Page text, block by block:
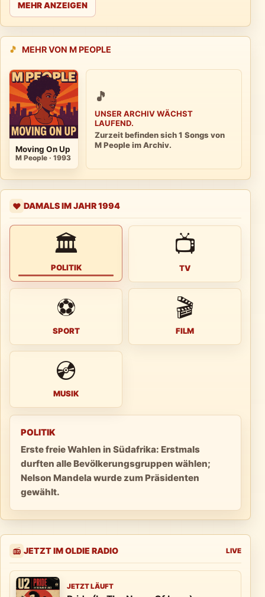
MEHR ANZEIGEN
🎵 MEHR VON M PEOPLE
Moving On Up
M People · 1993
🎵
UNSER ARCHIV WÄCHST
LAUFEND.
Zurzeit befinden sich 1 Songs von
M People im Archiv.
❤️ DAMALS IM JAHR 1994
🏛
POLITIK
📺
TV
⚽
SPORT
🎬
FILM
💿
MUSIK
POLITIK
Erste freie Wahlen in Südafrika: Erstmals
durften alle Bevölkerungsgruppen wählen;
Nelson Mandela wurde zum Präsidenten
gewählt.
📻 JETZT IM OLDIE RADIO LIVE
JETZT LÄUFT